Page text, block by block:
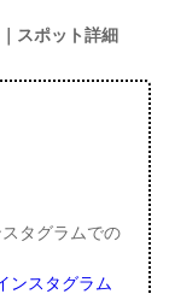
スポット詳細
タグラムでの
ンスタグラム